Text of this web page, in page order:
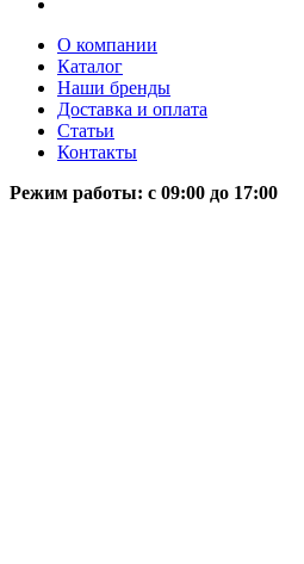
О компании
Каталог
Наши бренды
Доставка и оплата
Статьи
Контакты
Режим работы: c 09:00 до 17:00